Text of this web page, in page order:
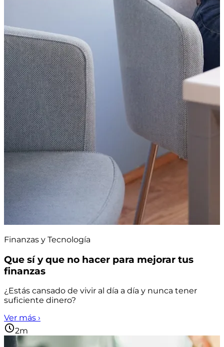
Finanzas y Tecnología
Que sí y que no hacer para mejorar tus
finanzas
¿Estás cansado de vivir al día a día y nunca tener
suficiente dinero?
Ver más ›
2m